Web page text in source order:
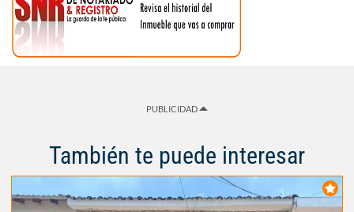
PUBLICIDAD
También te puede interesar